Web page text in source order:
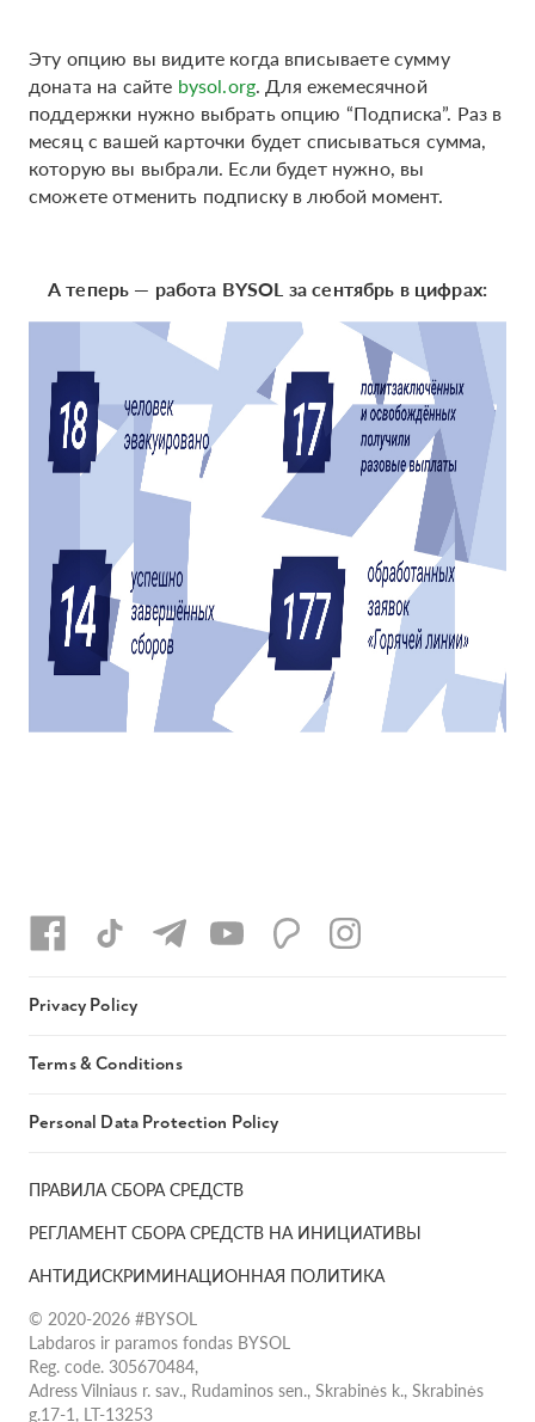
Эту опцию вы видите когда вписываете сумму
доната на сайте bysol.org. Для ежемесячной
поддержки нужно выбрать опцию “Подписка”. Раз в
месяц с вашей карточки будет списываться сумма,
которую вы выбрали. Если будет нужно, вы
сможете отменить подписку в любой момент.
А теперь — работа BYSOL за сентябрь в цифрах:
ПРАВИЛА СБОРА СРЕДСТВ
РЕГЛАМЕНТ СБОРА СРЕДСТВ НА ИНИЦИАТИВЫ
АНТИДИСКРИМИНАЦИОННАЯ ПОЛИТИКА
© 2020-2026 #BYSOL
Labdaros ir paramos fondas BYSOL
Reg. code. 305670484,
Adress Vilniaus r. sav., Rudaminos sen., Skrabinės k., Skrabinės
g.17-1, LT-13253
Privacy Policy
Terms & Conditions
Personal Data Protection Policy